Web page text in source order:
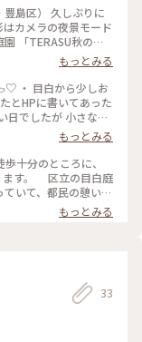
豊島区） 久しぶりに
カメラの夜景モード
「TERASU秋の庭
と一緒 #ことりっぷ
もっとみる
・ 目白から少しお
とHPに書いてあった
日でしたが 小さな秋
キシキブ、コムラサ
の花🌸 まだまだ本
手で包み込んであ
数羽のカモさんが
たので水面に青空が
く関係のない話しで
を食べたのが 目白だ
もっとみる
ます。 区立の目白庭
いて、都民の憩いの
の建物は、芥川龍之
学の礎を築いた「赤
ントも開催されてい
ジェの様にジーッと
て話しかけても、じ
した。😆🎵 春に小
紅葉の美しさがと
もっとみる
33